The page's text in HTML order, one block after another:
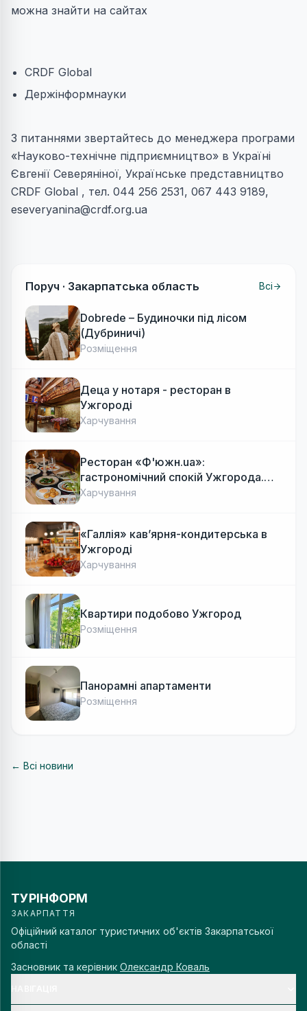
можна знайти на сайтах
CRDF Global
Держінформнауки
З питаннями звертайтесь до менеджера програми
«Науково-технічне підприємництво» в Україні
Євгенії Северяніної, Українське представництво
CRDF Global , тел. 044 256 2531, 067 443 9189,
eseveryanina@crdf.org.ua
Поруч · Закарпатська область Всі
Dobrede – Будиночки під лісом
(Дубриничі)
Розміщення
Деца у нотаря - ресторан в
Ужгороді
Харчування
Ресторан «Ф'южн.ua»:
гастрономічний спокій Ужгорода.
Авторська локальна кухня, затишок
Харчування
«Галлія» кав’ярня-кондитерська в
Ужгороді
Харчування
Квартири подобово Ужгород
Розміщення
Панорамні апартаменти
Розміщення
← Всі новини
ТУРІНФОРМ
ЗАКАРПАТТЯ
Офіційний каталог туристичних об'єктів Закарпатської
області
Засновник та керівник Олександр Коваль